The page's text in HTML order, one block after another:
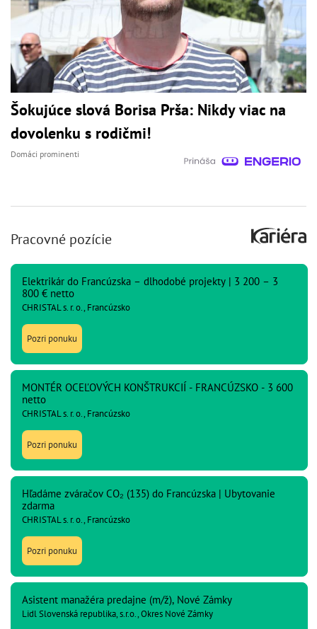
Šokujúce slová Borisa Prša: Nikdy viac na
dovolenku s rodičmi!
Domáci prominenti
Pracovné pozície
Elektrikár do Francúzska – dlhodobé projekty | 3 200 – 3
800 € netto
CHRISTAL s. r. o., Francúzsko
Pozri ponuku
MONTÉR OCEĽOVÝCH KONŠTRUKCIÍ - FRANCÚZSKO - 3 600
netto
CHRISTAL s. r. o., Francúzsko
Pozri ponuku
Hľadáme zváračov CO₂ (135) do Francúzska | Ubytovanie
zdarma
CHRISTAL s. r. o., Francúzsko
Pozri ponuku
Asistent manažéra predajne (m/ž), Nové Zámky
Lidl Slovenská republika, s.r.o., Okres Nové Zámky